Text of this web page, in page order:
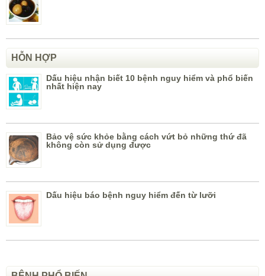
HỖN HỢP
Dấu hiệu nhận biết 10 bệnh nguy hiểm và phổ biến
nhất hiện nay
Bảo vệ sức khỏe bằng cách vứt bỏ những thứ đã
không còn sử dụng được
Dấu hiệu báo bệnh nguy hiểm đến từ lưỡi